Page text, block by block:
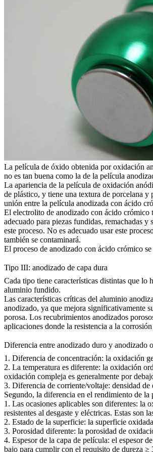
La película de óxido obtenida por oxidación
no es tan buena como la de la película
La apariencia de la película de oxidación
de plástico, y tiene una textura de porcelana y
unión entre la película anodizada con ácido
El electrolito de anodizado con ácido crómico
adecuado para piezas fundidas, remachadas
este proceso. No es adecuado usar este
también se contaminará.
El proceso de anodizado con ácido crómico
Tipo III: anodizado de capa dura
Cada tipo tiene características distintas que lo
aluminio fundido.
Las características críticas del aluminio
anodizado, ya que mejora significativamente
porosa. Los recubrimientos anodizados
aplicaciones donde la resistencia a la
Diferencia entre anodizado duro y anodizado
1. Diferencia de concentración: la oxidación
2. La temperatura es diferente: la oxidación
oxidación compleja es generalmente por
3. Diferencia de corriente/voltaje: densidad
Segundo, la diferencia en el rendimiento de la
1. Las ocasiones aplicables son diferentes: la
resistentes al desgaste y eléctricas. Estas son
2. Estado de la superficie: la superficie
3. Porosidad diferente: la porosidad de
4. Espesor de la capa de película: el espesor
bajo para cumplir con el requisito de dureza ≥